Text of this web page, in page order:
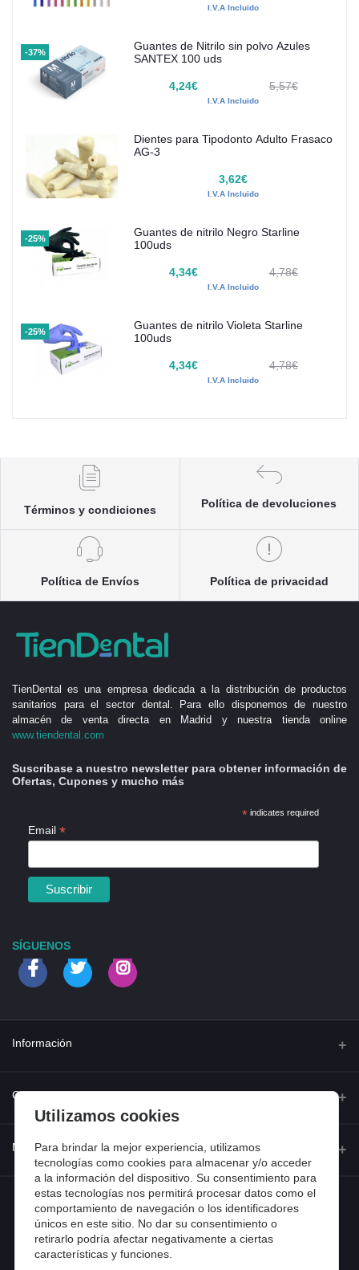
I.V.A Incluido
-37%
Guantes de Nitrilo sin polvo Azules
SANTEX 100 uds
4,24€ 5,57€
I.V.A Incluido
Dientes para Tipodonto Adulto Frasaco
AG-3
3,62€
I.V.A Incluido
-25%
Guantes de nitrilo Negro Starline
100uds
4,34€ 4,78€
I.V.A Incluido
-25%
Guantes de nitrilo Violeta Starline
100uds
4,34€ 4,78€
I.V.A Incluido
Términos y condiciones
Política de devoluciones
Política de Envíos Política de privacidad
TienDental es una empresa dedicada a la distribución de productos
sanitarios para el sector dental. Para ello disponemos de nuestro
almacén de venta directa en Madrid y nuestra tienda online
www.tiendental.com
Suscribase a nuestro newsletter para obtener información de
Ofertas, Cupones y mucho más
*indicates required
Email *
SÍGUENOS
Información
Quienes somos
Contacta con nosotros
Dónde estamos
Preguntas frecuentes
Entradas de blog
Contacto
Dirección
Calle Ferraz 42, Madrid
Teléfono
918 13 81 81
Email
Mi cuenta
Iniciar sesión
Historial de pedidos
Mi lista de compra
Utilizamos cookies
Para brindar la mejor experiencia, utilizamos
tecnologías como cookies para almacenar y/o acceder
a la información del dispositivo. Su consentimiento para
estas tecnologías nos permitirá procesar datos como el
comportamiento de navegación o los identificadores
únicos en este sitio. No dar su consentimiento o
retirarlo podría afectar negativamente a ciertas
características y funciones.